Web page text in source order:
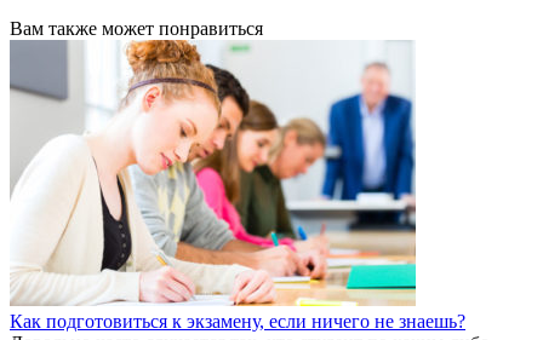
Вам также может понравиться
Как подготовиться к экзамену, если ничего не знаешь?